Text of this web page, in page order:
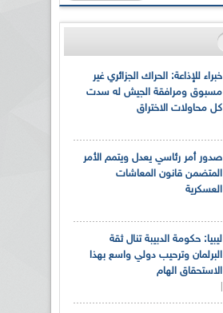
خبراء للإذاعة: الحراك الجزائري غير
مسبوق ومرافقة الجيش له سدت
كل محاولات الاختراق
صدور أمر رئاسي يعدل ويتمم الأمر
المتضمن قانون المعاشات
العسكرية
ليبيا: حكومة الدبيبة تنال ثقة
البرلمان وترحيب دولي واسع بهذا
الاستحقاق الهام